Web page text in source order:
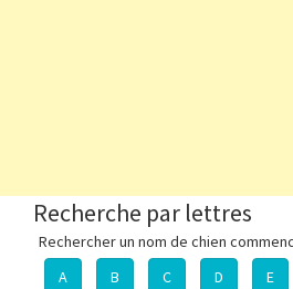
Recherche par lettres
Rechercher un nom de chien
A
B C D E